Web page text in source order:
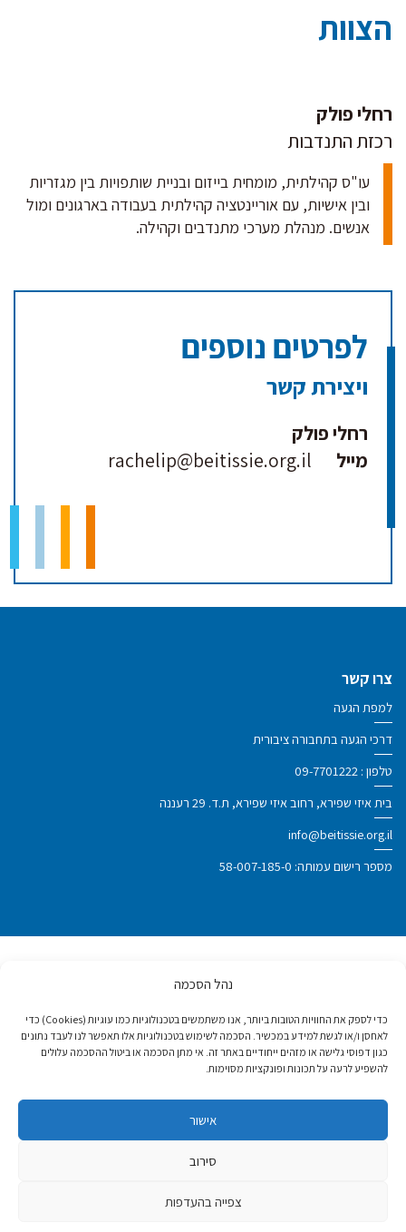
נהל הסכמה
כדי לספק את החוויות הטובות ביותר, אנו משתמשים בטכנולוגיות כמו עוגיות (Cookies) כדי
לאחסן ו/או לגשת למידע במכשיר. הסכמה לשימוש בטכנולוגיות אלו תאפשר לנו לעבד נתונים
כגון דפוסי גלישה או מזהים ייחודיים באתר זה. אי מתן הסכמה או ביטול ההסכמה עלולים
להשפיע לרעה על תכונות ופונקציות מסוימות.
אישור
סירוב
צפייה בהעדפות
הצוות
רחלי פולק
רכזת התנדבות
עו"ס קהילתית, מומחית בייזום ובניית שותפויות בין מגזריות
ובין אישיות, עם אוריינטציה קהילתית בעבודה בארגונים ומול
אנשים. מנהלת מערכי מתנדבים וקהילה.
לפרטים נוספים
ויצירת קשר
רחלי פולק
מייל
rachelip@beitissie.org.il
צרו קשר
למפת הגעה
דרכי הגעה בתחבורה ציבורית
טלפון : 09-7701222
בית איזי שפירא, רחוב איזי שפירא, ת.ד. 29 רעננה
info@beitissie.org.il
מספר רישום עמותה: 58-007-185-0
פרס ישראל לנעמי סטוצ'ינר על מפעל חיים
ותרומה לחברה 2020
מעמד יועץ מיוחד במועצה הכלכלית
אות "מידות" - העמותה האפקטיבית ביותר